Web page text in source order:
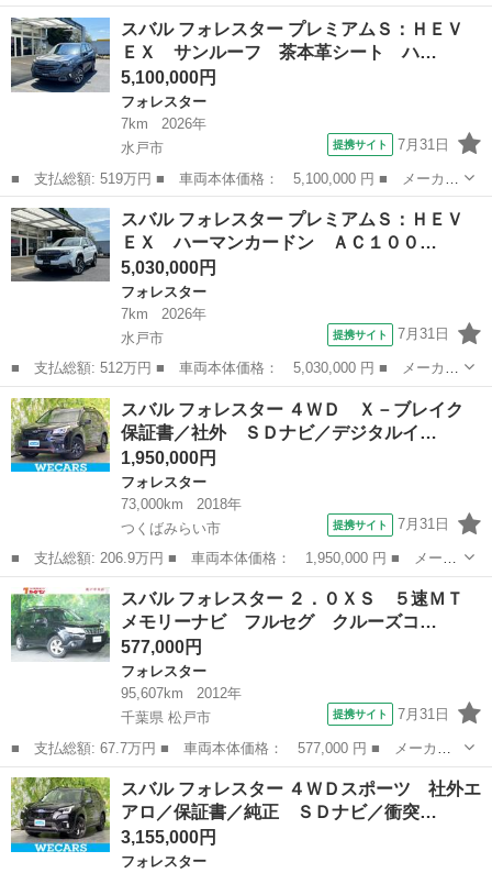
名： スバル ■ 車種名： フォレスター ■ グレード名： ２．０
ＸＴ 電動暖シート・ドラレコ・クルーズコントロール・社外ＳＤナ
ビ・フルセグ...
千葉 野田市
スバル フォレスター プレミアムＳ：ＨＥＶ
ＥＸ サンルーフ 茶本革シート ハ…
5,100,000円
フォレスター
7km
2026年
水戸市
提携サイト 7月31日
■ 支払総額: 519万円 ■ 車両本体価格： 5,100,000 円 ■ メーカー
名： スバル ■ 車種名： フォレスター ■ グレード名： プレミ
アムＳ：ＨＥＶ ＥＸ サンルーフ 茶本革シート ハーマンカード
ン ＡＣ１...
茨城 水戸市
スバル フォレスター プレミアムＳ：ＨＥＶ
ＥＸ ハーマンカードン ＡＣ１００…
5,030,000円
フォレスター
7km
2026年
水戸市
提携サイト 7月31日
■ 支払総額: 512万円 ■ 車両本体価格： 5,030,000 円 ■ メーカー
名： スバル ■ 車種名： フォレスター ■ グレード名： プレミ
アムＳ：ＨＥＶ ＥＸ ハーマンカードン ＡＣ１００Ｖ／１５００
Ｗ 茶本革...
茨城 水戸市
スバル フォレスター ４ＷＤ Ｘ－ブレイク
保証書／社外 ＳＤナビ／デジタルイ…
1,950,000円
フォレスター
73,000km
2018年
つくばみらい市
提携サイト 7月31日
■ 支払総額: 206.9万円 ■ 車両本体価格： 1,950,000 円 ■ メーカ
ー名： スバル ■ 車種名： フォレスター ■ グレード名： ４Ｗ
Ｄ Ｘ－ブレイク 保証書／社外 ＳＤナビ／デジタルインナーミラ
ー／衝突...
茨城 つくばみらい市 フォレスター
スバル フォレスター ２．０ＸＳ ５速ＭＴ
メモリーナビ フルセグ クルーズコ…
577,000円
フォレスター
95,607km
2012年
千葉県 松戸市
提携サイト 7月31日
■ 支払総額: 67.7万円 ■ 車両本体価格： 577,000 円 ■ メーカー
名： スバル ■ 車種名： フォレスター ■ グレード名： ２．０
ＸＳ ５速ＭＴ メモリーナビ フルセグ クルーズコントロール
シートヒータ...
千葉 松戸市
スバル フォレスター ４ＷＤスポーツ 社外エ
アロ／保証書／純正 ＳＤナビ／衝突…
3,155,000円
フォレスター